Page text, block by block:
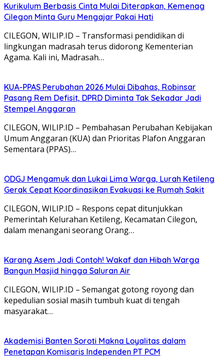
Kurikulum Berbasis Cinta Mulai Diterapkan, Kemenag
Cilegon Minta Guru Mengajar Pakai Hati
CILEGON, WILIP.ID – Transformasi pendidikan di
lingkungan madrasah terus didorong Kementerian
Agama. Kali ini, Madrasah…
KUA-PPAS Perubahan 2026 Mulai Dibahas, Robinsar
Pasang Rem Defisit, DPRD Diminta Tak Sekadar Jadi
Stempel Anggaran
CILEGON, WILIP.ID – Pembahasan Perubahan Kebijakan
Umum Anggaran (KUA) dan Prioritas Plafon Anggaran
Sementara (PPAS)…
ODGJ Mengamuk dan Lukai Lima Warga, Lurah Ketileng
Gerak Cepat Koordinasikan Evakuasi ke Rumah Sakit
CILEGON, WILIP.ID – Respons cepat ditunjukkan
Pemerintah Kelurahan Ketileng, Kecamatan Cilegon,
dalam menangani seorang Orang…
Karang Asem Jadi Contoh! Wakaf dan Hibah Warga
Bangun Masjid hingga Saluran Air
CILEGON, WILIP.ID – Semangat gotong royong dan
kepedulian sosial masih tumbuh kuat di tengah
masyarakat…
Akademisi Banten Soroti Makna Loyalitas dalam
Penetapan Komisaris Independen PT PCM